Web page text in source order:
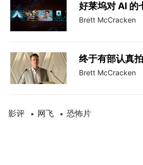
好莱坞对 AI 的
Brett McCracken
终于有部认真
Brett McCracken
影评 • 网飞 • 恐怖片